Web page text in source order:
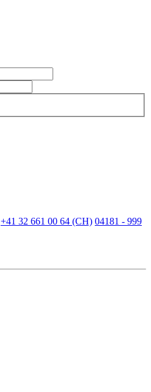
+41 32 661 00 64 (CH) 04181 - 999